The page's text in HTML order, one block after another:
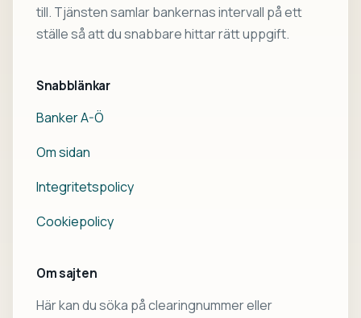
till. Tjänsten samlar bankernas intervall på ett
ställe så att du snabbare hittar rätt uppgift.
Snabblänkar
Banker A-Ö
Om sidan
Integritetspolicy
Cookiepolicy
Om sajten
Här kan du söka på clearingnummer eller